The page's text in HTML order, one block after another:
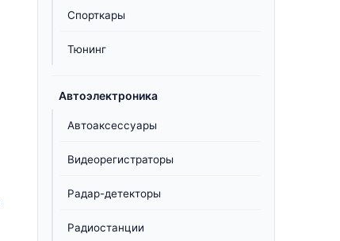
Спорткары
Тюнинг
Автоэлектроника
Автоаксессуары
Видеорегистраторы
Радар-детекторы
Радиостанции